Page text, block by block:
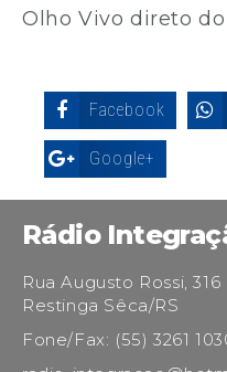
Olho Vivo direto
Facebook
Google+
Rádio
Rua Augusto Rossi, 316
Restinga Sêca/RS
Fone/Fax: (55) 3261